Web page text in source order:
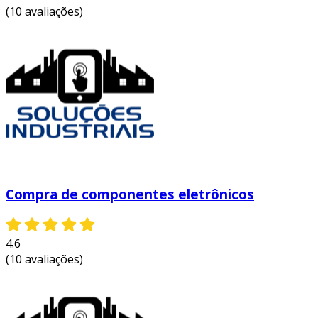
corrente ultrapasse a capacidade do
dimensões físicas:
tamanho do componente se encaixa em
seu design.
avaliação do fornecedor
a escolha do fornecedor é uma etapa crucial na
reputação:pesquise avaliações e
experiências de outros clientes.
entrega. isso pode variar
política de devolução:
(10 avaliações)
Compra de componentes eletrônicos
4.6
(10 avaliações)